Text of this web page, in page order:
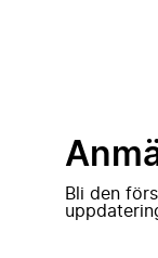
Bli den